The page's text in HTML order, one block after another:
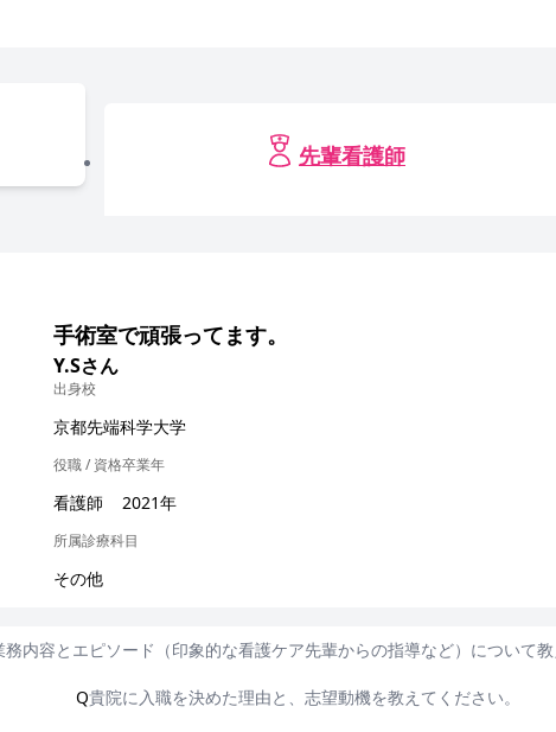
先輩看護師
手術室で頑張ってます。
Y.Sさん
出身校
京都先端科学大学
役職 / 資格
看護師
卒業年
2021年
所属診療科目
その他
務内容とエピソード（印象的な看護ケア先輩からの指導など）について
Q貴院に入職を決めた理由と、志望動機を教えてください。